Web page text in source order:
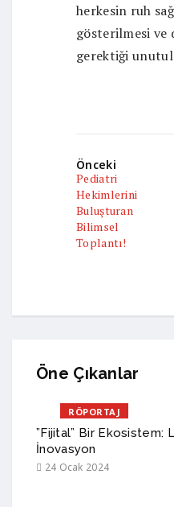
herkesin ruh
gösterilmesi ve
gerektiği
Önceki
Pediatri
Hekimlerini
Buluşturan
Bilimsel
Toplantı!
Öne Çıkanlar
RÖPORTAJ
”Fijital” Bir Ekosistem:
İnovasyon
24 Ocak 2024